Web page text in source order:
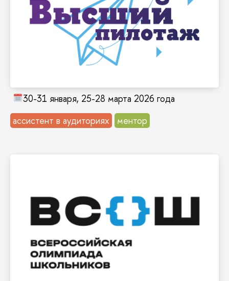
Конкурс развивает навыки проектной
и исследовательской работы, учит поиску,
обработке и анализу информации. Помоги
юным исследователям найти свой путь
в Вышку.
30-31 января, 25-28 марта 2026 года
ассистент в аудиториях
ментор
Самая масштабная олимпиада в РФ ежегодно
проводится в Вышке по разным предметам.
Узнать больше и принять участие →